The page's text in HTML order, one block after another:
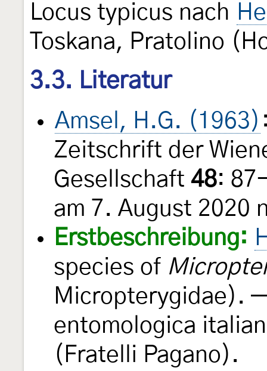
Locus typicus nach
Toskana, Pratolino
3.3. Literatur
Amsel, H.G. (1963)
Zeitschrift der
Gesellschaft 48:
am 7. August 2020
Erstbeschreibung:
species of
Micropterygidae).
entomologica
(Fratelli Pagano).